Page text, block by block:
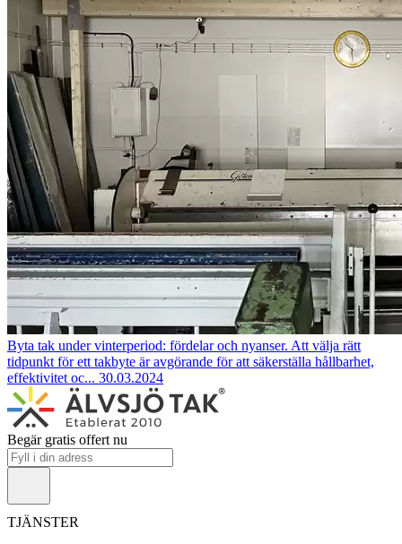
Byta tak under vinterperiod: fördelar och nyanser. Att välja rätt
tidpunkt för ett takbyte är avgörande för att säkerställa hållbarhet,
effektivitet oc... 30.03.2024
Begär gratis offert nu
TJÄNSTER